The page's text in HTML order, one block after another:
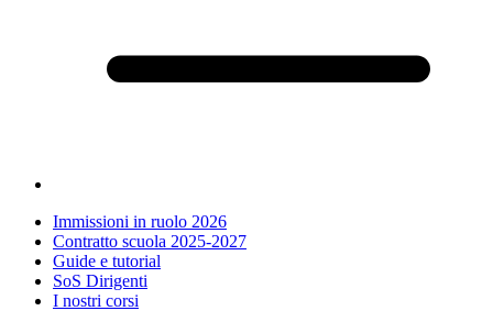
Immissioni in ruolo 2026
Contratto scuola 2025-2027
Guide e tutorial
SoS Dirigenti
I nostri corsi